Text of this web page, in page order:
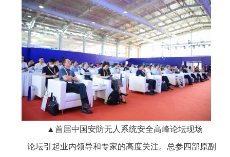
▲首届中国安防无人系统安全高峰论坛现场
论坛引起业内领导和专家的高度关注。总参四部原副